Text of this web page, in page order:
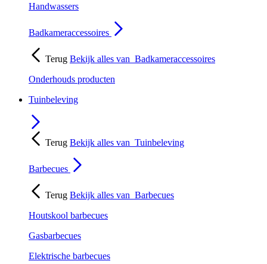
Handwassers
Badkameraccessoires
Terug Bekijk alles van Badkameraccessoires
Onderhouds producten
Tuinbeleving
Terug Bekijk alles van Tuinbeleving
Barbecues
Terug Bekijk alles van Barbecues
Houtskool barbecues
Gasbarbecues
Elektrische barbecues